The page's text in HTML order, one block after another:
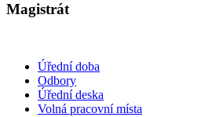
Magistrát
Úřední doba
Odbory
Úřední deska
Volná pracovní místa